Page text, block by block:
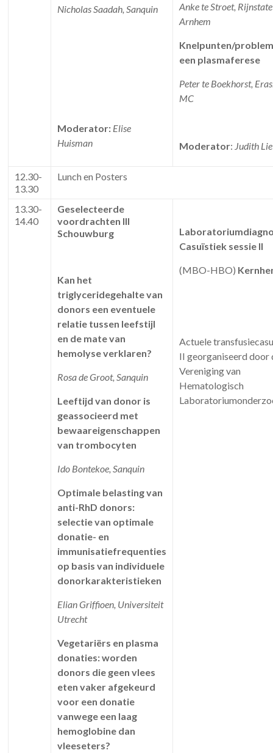
Nicholas Saadah, Sanquin
Moderator: Elise
Huisman
Anke te Stroet, Rijnstate
Arnhem
Knelpunten/
een plasmaferese
Peter te Boekhorst,
MC
Moderator: Judith Lie
12.30-
13.30
Lunch en Posters
13.30-
14.40
Geselecteerde
voordrachten III
Schouwburg
Kan het
triglyceridegehalte van
donors een eventuele
relatie tussen leefstijl
en de mate van
hemolyse verklaren?
Rosa de Groot, Sanquin
Leeftijd van donor is
geassocieerd met
bewaareigenschappen
van trombocyten
Ido Bontekoe, Sanquin
Optimale belasting van
anti-RhD donors:
selectie van optimale
donatie- en
immunisatiefrequenties
op basis van individuele
donorkarakteristieken
Elian Griffioen, Universiteit
Utrecht
Vegetariërs en plasma
donaties: worden
donors die geen vlees
eten vaker afgekeurd
voor een donatie
vanwege een laag
hemoglobine dan
vleeseters?
Casuïstiek sessie II
(MBO-HBO)
Actuele
II georganiseerd door
Vereniging van
Hematologisch